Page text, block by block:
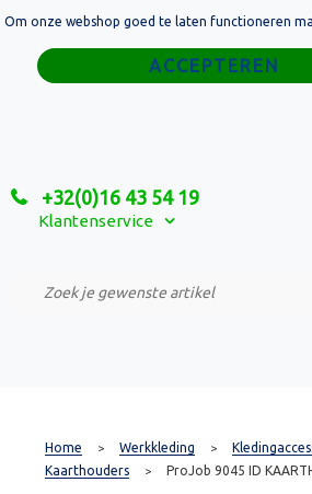
+32(0)16 43 54 19
Klantenservice
Home
Relatiegeschenken
Custom Made Projecten
Home > Werkkleding >
Kaarthouders > ProJob 9045 ID
Om onze webshop goed te laten functioneren